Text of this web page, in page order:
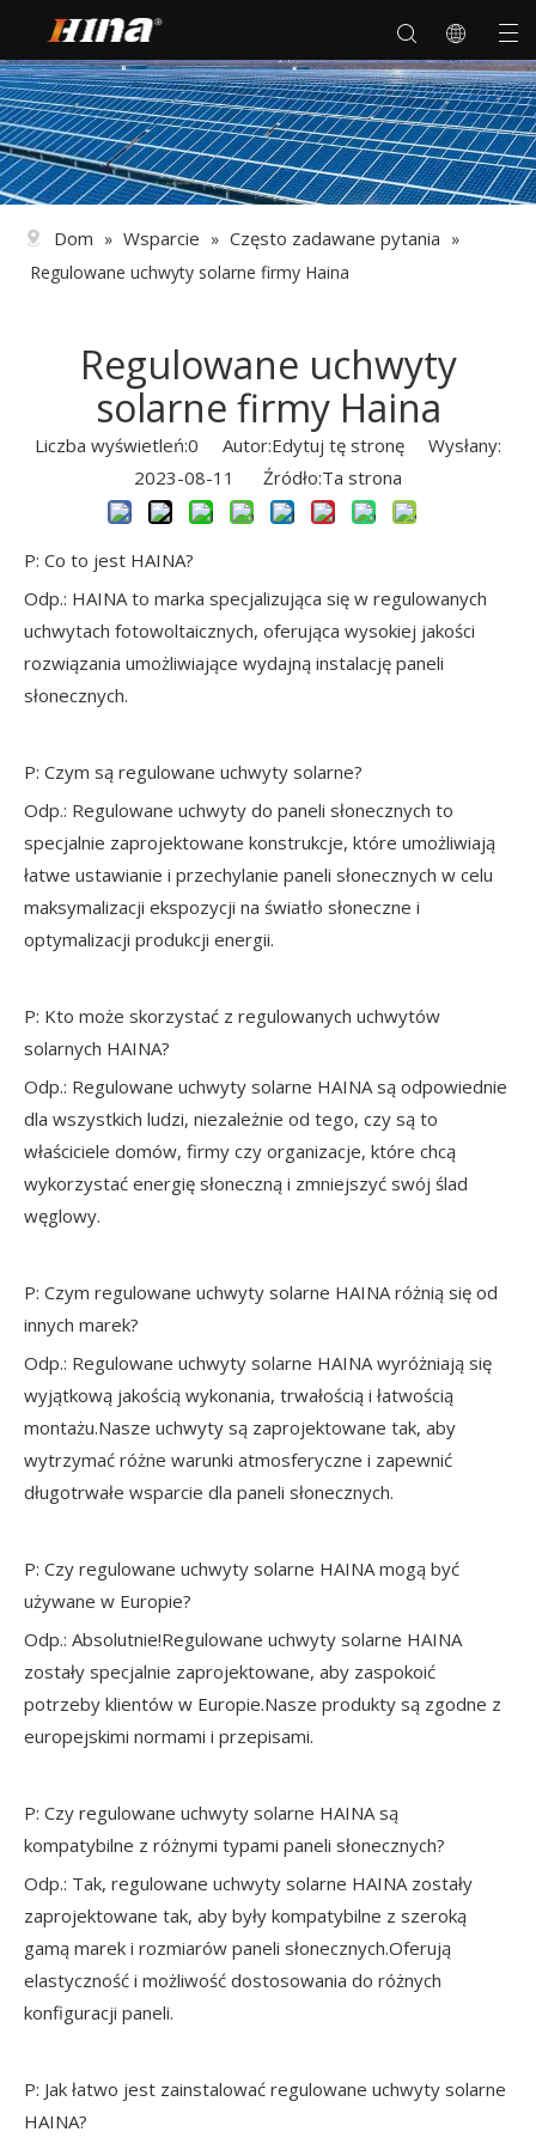
Dom » Wsparcie » Często zadawane pytania »
Regulowane uchwyty solarne firmy Haina
Regulowane uchwyty
solarne firmy Haina
Liczba wyświetleń:0 Autor:Edytuj tę stronę Wysłany:
2023-08-11 Źródło:Ta strona
P: Co to jest HAINA?
Odp.: HAINA to marka specjalizująca się w regulowanych
uchwytach fotowoltaicznych, oferująca wysokiej jakości
rozwiązania umożliwiające wydajną instalację paneli
słonecznych.
P: Czym są regulowane uchwyty solarne?
Odp.: Regulowane uchwyty do paneli słonecznych to
specjalnie zaprojektowane konstrukcje, które umożliwiają
łatwe ustawianie i przechylanie paneli słonecznych w celu
maksymalizacji ekspozycji na światło słoneczne i
optymalizacji produkcji energii.
P: Kto może skorzystać z regulowanych uchwytów
solarnych HAINA?
Odp.: Regulowane uchwyty solarne HAINA są odpowiednie
dla wszystkich ludzi, niezależnie od tego, czy są to
właściciele domów, firmy czy organizacje, które chcą
wykorzystać energię słoneczną i zmniejszyć swój ślad
węglowy.
P: Czym regulowane uchwyty solarne HAINA różnią się od
innych marek?
Odp.: Regulowane uchwyty solarne HAINA wyróżniają się
wyjątkową jakością wykonania, trwałością i łatwością
montażu.Nasze uchwyty są zaprojektowane tak, aby
wytrzymać różne warunki atmosferyczne i zapewnić
długotrwałe wsparcie dla paneli słonecznych.
P: Czy regulowane uchwyty solarne HAINA mogą być
używane w Europie?
Odp.: Absolutnie!Regulowane uchwyty solarne HAINA
zostały specjalnie zaprojektowane, aby zaspokoić
potrzeby klientów w Europie.Nasze produkty są zgodne z
europejskimi normami i przepisami.
P: Czy regulowane uchwyty solarne HAINA są
kompatybilne z różnymi typami paneli słonecznych?
Odp.: Tak, regulowane uchwyty solarne HAINA zostały
zaprojektowane tak, aby były kompatybilne z szeroką
gamą marek i rozmiarów paneli słonecznych.Oferują
elastyczność i możliwość dostosowania do różnych
konfiguracji paneli.
P: Jak łatwo jest zainstalować regulowane uchwyty solarne
HAINA?